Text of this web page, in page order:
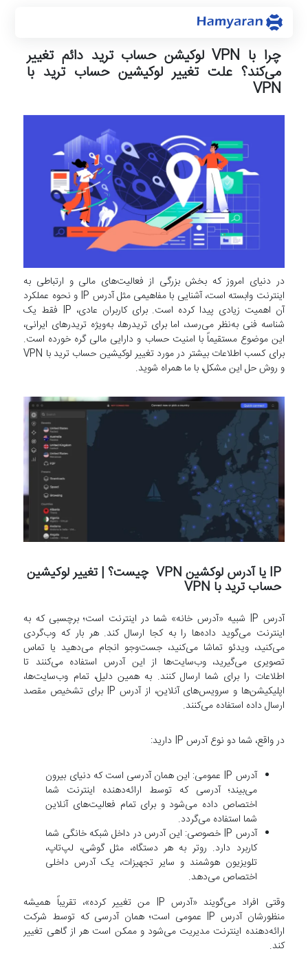
چرا با VPN لوکیشن حساب ترید دائم تغییر
می‌کند؟ علت تغییر لوکیشین حساب ترید با
VPN
در دنیای امروز که بخش بزرگی از فعالیت‌های مالی و ارتباطی به
اینترنت وابسته است، آشنایی با مفاهیمی مثل آدرس IP و نحوه عملکرد
آن اهمیت زیادی پیدا کرده است. برای کاربران عادی، IP فقط یک
شناسه فنی به‌نظر می‌رسد، اما برای تریدرها، به‌ویژه تریدرهای ایرانی،
این موضوع مستقیماً با امنیت حساب و دارایی مالی گره خورده است.
برای کسب اطلاعات بیشتر در مورد تغییر لوکیشین حساب ترید با VPN
و روش حل این مشکل، با ما همراه شوید.
IP یا آدرس لوکشین VPN چیست؟ | تغییر لوکیشین
حساب ترید با VPN
آدرس IP شبیه «آدرس خانه» شما در اینترنت است؛ برچسبی که به
اینترنت می‌گوید داده‌ها را به کجا ارسال کند. هر بار که وب‌گردی
می‌کنید، ویدئو تماشا می‌کنید، جست‌وجو انجام می‌دهید یا تماس
تصویری می‌گیرید، وب‌سایت‌ها از این آدرس استفاده می‌کنند تا
اطلاعات را برای شما ارسال کنند. به همین دلیل، تمام وب‌سایت‌ها،
اپلیکیشن‌ها و سرویس‌های آنلاین، از آدرس IP برای تشخیص مقصد
ارسال داده استفاده می‌کنند.
در واقع، شما دو نوع آدرس IP دارید:
آدرس IP عمومی: این همان آدرسی است که دنیای بیرون
می‌بیند؛ آدرسی که توسط ارائه‌دهنده اینترنت شما
اختصاص داده می‌شود و برای تمام فعالیت‌های آنلاین
شما استفاده می‌گردد.
آدرس IP خصوصی: این آدرس در داخل شبکه خانگی شما
کاربرد دارد. روتر به هر دستگاه، مثل گوشی، لپ‌تاپ،
تلویزیون هوشمند و سایر تجهیزات، یک آدرس داخلی
اختصاص می‌دهد.
وقتی افراد می‌گویند «آدرس IP من تغییر کرده»، تقریباً همیشه
منظورشان آدرس IP عمومی است؛ همان آدرسی که توسط شرکت
ارائه‌دهنده اینترنت مدیریت می‌شود و ممکن است هر از گاهی تغییر
کند.